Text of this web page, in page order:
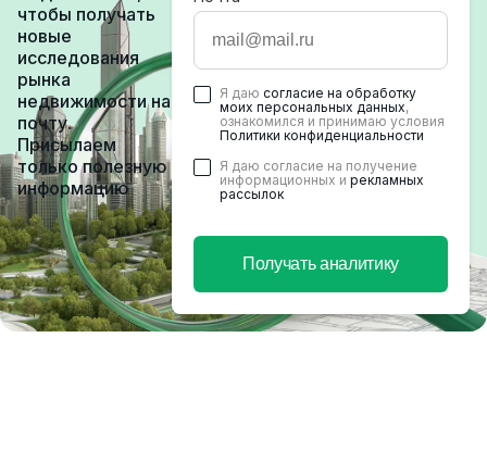
чтобы получать
новые
исследования
рынка
недвижимости на
почту.
Присылаем
только полезную
информацию
Я даю согласие на обработку
моих персональных данных,
ознакомился и принимаю условия
Политики конфиденциальности
Я даю согласие на получение
информационных и рекламных
рассылок
Получать аналитику